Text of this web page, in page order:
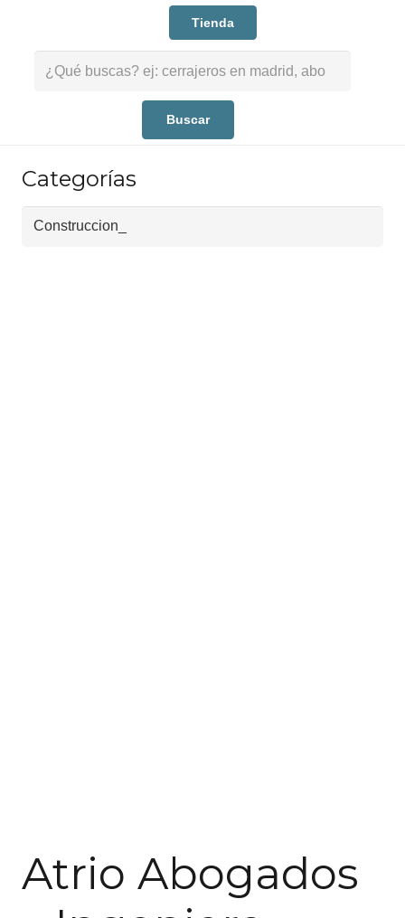
Tienda
Categorías
Atrio Abogados